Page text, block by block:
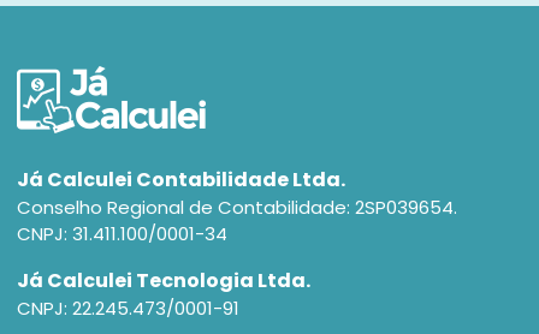
Já Calculei Contabilidade Ltda.
Conselho Regional de Contabilidade: 2SP039654.
CNPJ: 31.411.100/0001-34
Já Calculei Tecnologia Ltda.
CNPJ: 22.245.473/0001-91